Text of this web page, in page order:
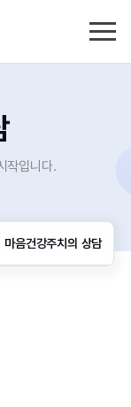
작입니다.
마음건강주치의 상담